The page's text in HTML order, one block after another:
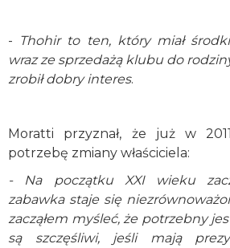
- Thohir to ten, który miał
wraz ze sprzedażą klubu do
zrobił dobry interes.
Moratti przyznał, że już w
potrzebę zmiany właściciela:
- Na początku XXI wieku
zabawka staje się
zacząłem myśleć, że potrzebny
są szczęśliwi, jeśli mają